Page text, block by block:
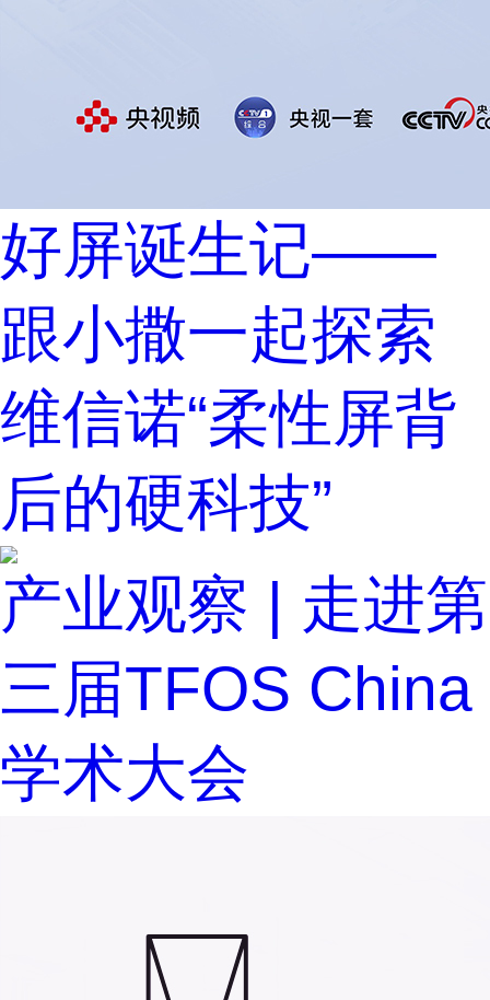
好屏诞生记——
跟小撒一起探索
维信诺“柔性屏背
后的硬科技”
产业观察 | 走进第
三届TFOS China
学术大会